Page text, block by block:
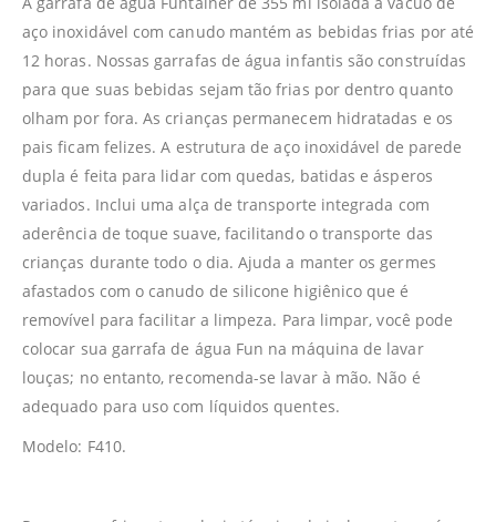
aço inoxidável com canudo mantém as bebidas frias por até
12 horas. Nossas garrafas de água infantis são construídas
para que suas bebidas sejam tão frias por dentro quanto
olham por fora. As crianças permanecem hidratadas e os
pais ficam felizes. A estrutura de aço inoxidável de parede
dupla é feita para lidar com quedas, batidas e ásperos
variados. Inclui uma alça de transporte integrada com
aderência de toque suave, facilitando o transporte das
crianças durante todo o dia. Ajuda a manter os germes
afastados com o canudo de silicone higiênico que é
removível para facilitar a limpeza. Para limpar, você pode
colocar sua garrafa de água Fun na máquina de lavar
louças; no entanto, recomenda-se lavar à mão. Não é
adequado para uso com líquidos quentes.
Modelo: F410.